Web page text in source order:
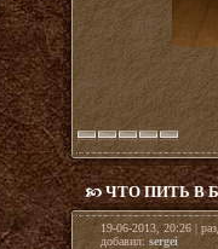
ЧТО ПИТЬ В
19-06-2013, 20:26 |
добавил: sergei